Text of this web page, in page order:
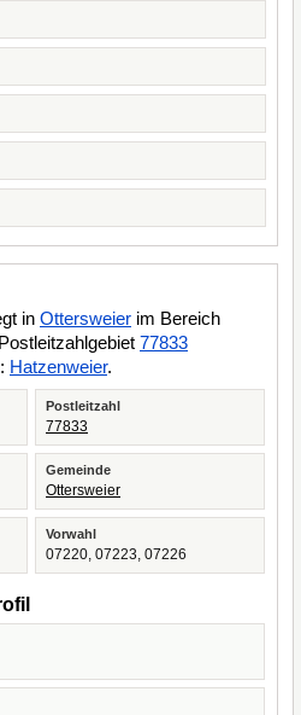
in Ottersweier im Bereich
77833
Hatzenweier.
Postleitzahl
77833
Gemeinde
Ottersweier
Vorwahl
07220, 07223, 07226